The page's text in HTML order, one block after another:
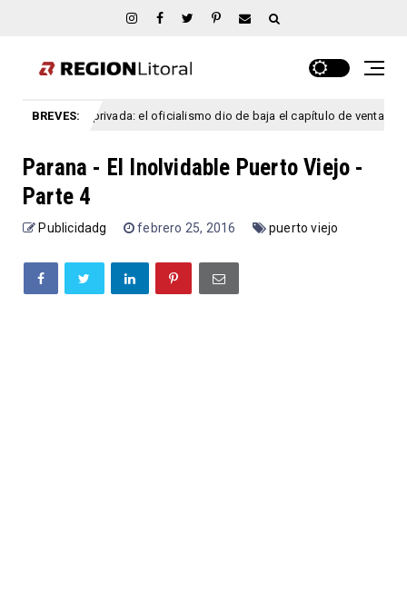
BREVES:
privada: el oficialismo dio de baja el capítulo de venta de tierras a
Parana - El Inolvidable Puerto Viejo -
Parte 4
Publicidadg febrero 25, 2016 puerto viejo